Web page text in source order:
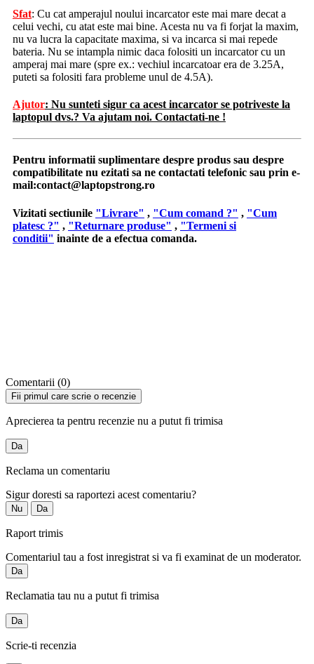
Sfat: Cu cat amperajul noului incarcator este mai mare decat a
celui vechi, cu atat este mai bine. Acesta nu va fi forjat la maxim,
nu va lucra la capacitate maxima, si va incarca si mai repede
bateria. Nu se intampla nimic daca folositi un incarcator cu un
amperaj mai mare (spre ex.: vechiul incarcatoar era de 3.25A,
puteti sa folositi fara probleme unul de 4.5A).
Ajutor: Nu sunteti sigur ca acest incarcator se potriveste la
laptopul dvs.? Va ajutam noi. Contactati-ne !
Pentru informatii suplimentare despre produs sau despre
compatibilitate nu ezitati sa ne contactati telefonic sau prin e-
mail:contact@laptopstrong.ro
Vizitati sectiunile "Livrare" , "Cum comand ?" , "Cum
platesc ?" , "Returnare produse" , "Termeni si
conditii" inainte de a efectua comanda.
Comentarii (0)
Fii primul care scrie o recenzie
Aprecierea ta pentru recenzie nu a putut fi trimisa
Da
Reclama un comentariu
Sigur doresti sa raportezi acest comentariu?
Nu Da
Raport trimis
Comentariul tau a fost inregistrat si va fi examinat de un moderator.
Da
Reclamatia tau nu a putut fi trimisa
Da
Scrie-ti recenzia